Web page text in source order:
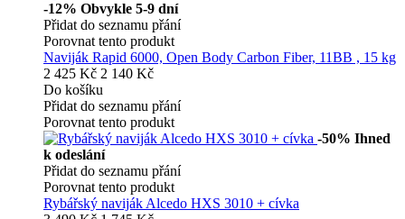
-12% Obvykle 5-9 dní
Přidat do seznamu přání
Porovnat tento produkt
Naviják Rapid 6000, Open Body Carbon Fiber, 11BB , 15 kg
2 425 Kč 2 140 Kč
Do košíku
Přidat do seznamu přání
Porovnat tento produkt
-50% Ihned
k odeslání
Přidat do seznamu přání
Porovnat tento produkt
Rybářský naviják Alcedo HXS 3010 + cívka